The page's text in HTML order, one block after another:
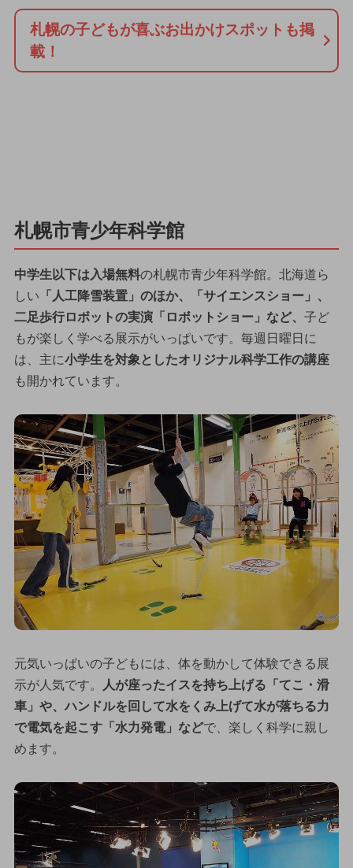
札幌の子どもが喜ぶお出かけスポットも掲
載！
札幌市青少年科学館
中学生以下は入場無料の札幌市青少年科学館。北海道ら
しい 「人工降雪装置」のほか、「サイエンスショー」、
二足歩行ロボットの実演「ロボットショー」など、 子ど
もが楽しく学べる展示がいっぱいです。毎週日曜日に
は、主に小学生を対象としたオリジナル科学工作の講座
も開かれています。
元気いっぱいの子どもには、体を動かして体験できる展
示が人気です。
人が座ったイスを持ち上げる「てこ・滑
車」や、ハンドルを回して水をくみ上げて水が落ちる力
で電気を起こす「水力発電」などで、楽しく科学に親し
めます。